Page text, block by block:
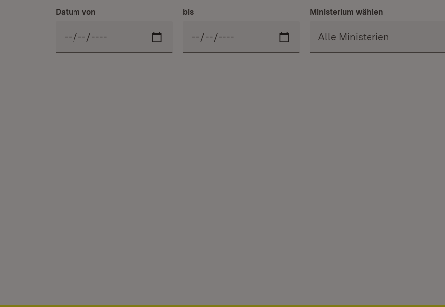
Datum von bis Ministerium wählen